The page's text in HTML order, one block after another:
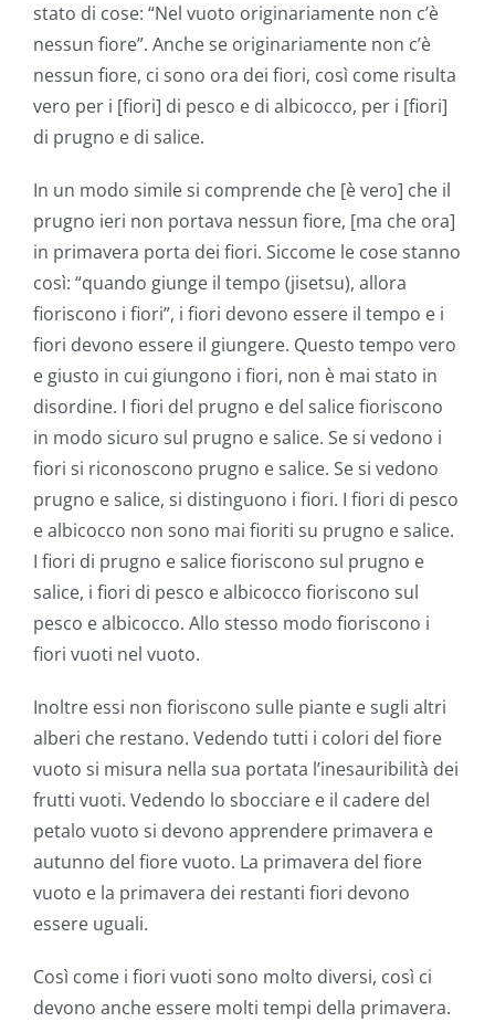
stato di cose: “Nel vuoto originariamente non c’è
nessun fiore”. Anche se originariamente non c’è
nessun fiore, ci sono ora dei fiori, così come risulta
vero per i [fiori] di pesco e di albicocco, per i [fiori]
di prugno e di salice.
In un modo simile si comprende che [è vero] che il
prugno ieri non portava nessun fiore, [ma che ora]
in primavera porta dei fiori. Siccome le cose stanno
così: “quando giunge il tempo (jisetsu), allora
fioriscono i fiori”, i fiori devono essere il tempo e i
fiori devono essere il giungere. Questo tempo vero
e giusto in cui giungono i fiori, non è mai stato in
disordine. I fiori del prugno e del salice fioriscono
in modo sicuro sul prugno e salice. Se si vedono i
fiori si riconoscono prugno e salice. Se si vedono
prugno e salice, si distinguono i fiori. I fiori di pesco
e albicocco non sono mai fioriti su prugno e salice.
I fiori di prugno e salice fioriscono sul prugno e
salice, i fiori di pesco e albicocco fioriscono sul
pesco e albicocco. Allo stesso modo fioriscono i
fiori vuoti nel vuoto.
Inoltre essi non fioriscono sulle piante e sugli altri
alberi che restano. Vedendo tutti i colori del fiore
vuoto si misura nella sua portata l’inesauribilità dei
frutti vuoti. Vedendo lo sbocciare e il cadere del
petalo vuoto si devono apprendere primavera e
autunno del fiore vuoto. La primavera del fiore
vuoto e la primavera dei restanti fiori devono
essere uguali.
Così come i fiori vuoti sono molto diversi, così ci
devono anche essere molti tempi della primavera.